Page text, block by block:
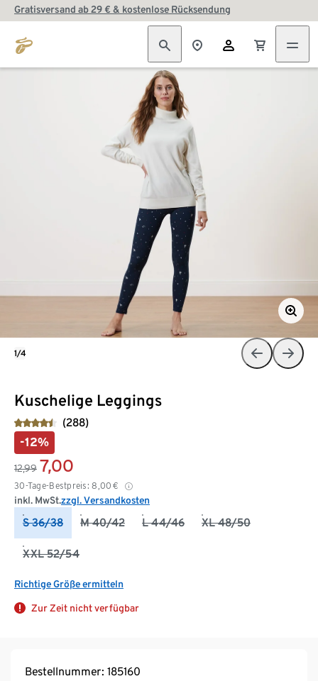
Gratisversand ab 29 € & kostenlose Rücksendung
Kuschelige Leggings
(288)
-12%
12,99 7,00
30-Tage-Bestpreis: 8,00 €
inkl. MwSt.zzgl. Versandkosten
S 36/38 M 40/42 L 44/46 XL 48/50
XXL 52/54
Richtige Größe ermitteln
Zur Zeit nicht verfügbar
1/4
Bestellnummer: 185160